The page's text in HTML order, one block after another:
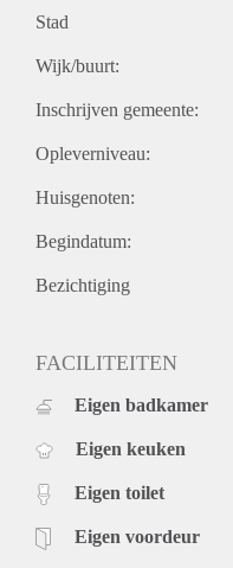
Stad
Wijk/buurt:
Inschrijven gemeente:
Opleverniveau:
Huisgenoten:
Begindatum:
Bezichtiging
FACILITEITEN
Eigen badkamer
Eigen keuken
Eigen toilet
Eigen voordeur